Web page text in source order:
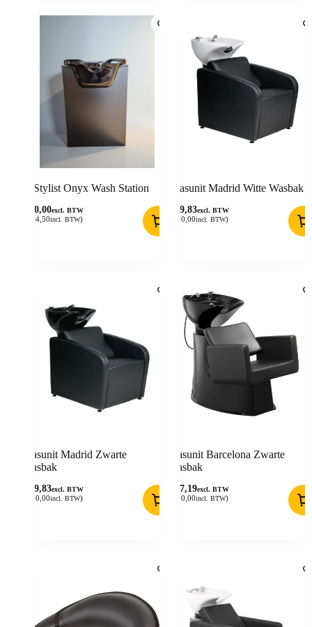
Stylist Onyx Wash Station
450,00excl. BTW
544,50incl. BTW)
Wasunit Madrid Witte Wasbak
619,83excl. BTW
750,00incl. BTW)
Wasunit Madrid Zwarte
Wasbak
619,83excl. BTW
750,00incl. BTW)
Wasunit Barcelona Zwarte
Wasbak
537,19excl. BTW
650,00incl. BTW)